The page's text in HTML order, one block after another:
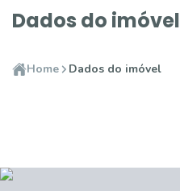
Dados do imóvel
Home Dados do imóvel